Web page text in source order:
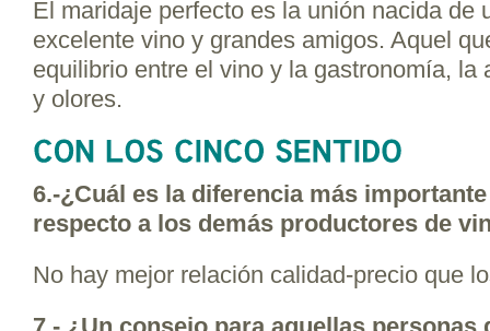
El maridaje perfecto es la unión nacida de
excelente vino y grandes amigos. Aquel
equilibrio entre el vino y la gastronomía, la
y olores.
6.-¿Cuál es la diferencia más
respecto a los demás productores de
No hay mejor relación calidad-precio que